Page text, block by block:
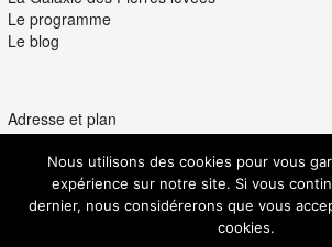
Le programme
Le blog
Adresse et plan
Nous contacter
Ils parlent de nous
Partenaires
Politique de confidentialité
Nous utilisons des cookies pour vous
expérience sur notre site. Si vous
dernier, nous considérerons que vous
cookies.